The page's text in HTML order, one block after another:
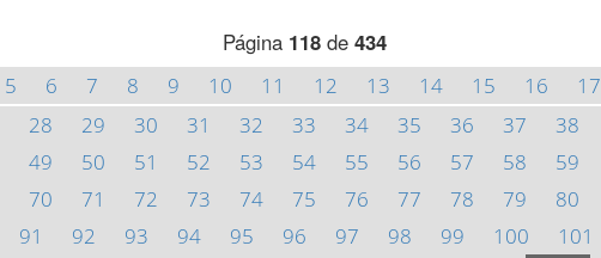
Página 118de 434
5 6 7 8 9 10 11 12 13 14 15 16 17
28 29 30 31 32 33 34 35 36 37 38
49 50 51 52 53 54 55 56 57 58 59
70 71 72 73 74 75 76 77 78 79 80
91 92 93 94 95 96 97 98 99 100 101